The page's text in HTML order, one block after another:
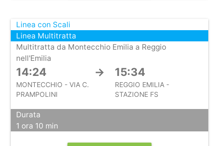
Linea con Scali
Linea Multitratta
Multitratta da Montecchio Emilia a Reggio
nell'Emilia
14:24 → 15:34
MONTECCHIO - VIA C.
PRAMPOLINI
REGGIO EMILIA -
STAZIONE FS
Durata
1 ora 10 min